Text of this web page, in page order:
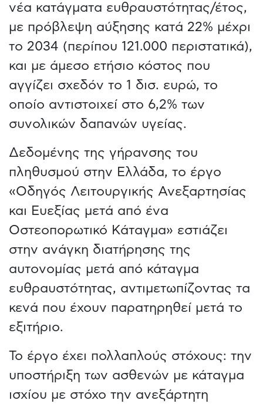
νέα κατάγματα ευθραυστότητας/έτος,
με πρόβλεψη αύξησης κατά 22% μέχρι
το 2034 (περίπου 121.000 περιστατικά),
και με άμεσο ετήσιο κόστος που
αγγίζει σχεδόν το 1 δισ. ευρώ, το
οποίο αντιστοιχεί στο 6,2% των
συνολικών δαπανών υγείας.
Δεδομένης της γήρανσης του
πληθυσμού στην Ελλάδα, το έργο
«Οδηγός Λειτουργικής Ανεξαρτησίας
και Ευεξίας μετά από ένα
Οστεοπορωτικό Κάταγμα» εστιάζει
στην ανάγκη διατήρησης της
αυτονομίας μετά από κάταγμα
ευθραυστότητας, αντιμετωπίζοντας τα
κενά που έχουν παρατηρηθεί μετά το
εξιτήριο.
Το έργο έχει πολλαπλούς στόχους: την
υποστήριξη των ασθενών με κάταγμα
ισχίου με στόχο την ανεξάρτητη